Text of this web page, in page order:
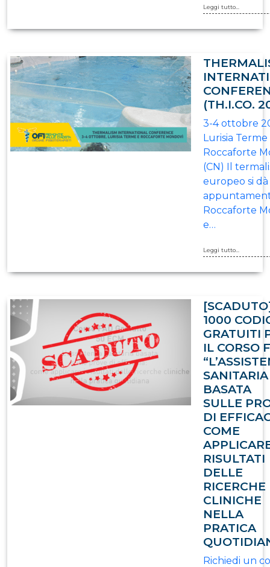
Leggi tutto...
(TH.I.CO.
3-4 ottobre
Lurisia Terme
Roccaforte
(CN) Il
europeo si dà
Roccaforte
e…
Leggi tutto...
1000
GRATUITI
IL CORSO
SANITARIA
BASATA
SULLE
DI
COME
RISULTATI
DELLE
RICERCHE
CLINICHE
NELLA
PRATICA
Richiedi un